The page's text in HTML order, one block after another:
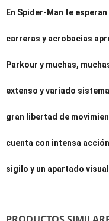
En Spider-Man te
carreras y acrobacias
Parkour y muchas,
extenso y variado
gran libertad de
cuenta con intensa
sigilo y un apartado